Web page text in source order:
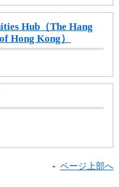
Hub（The Hang
Hong Kong）
ページ上部へ